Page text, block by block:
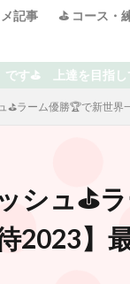
記事 ⛳️ コース・
失敗や気付き、
ラーム優勝🏆で新世界
シュ⛳️
2023】